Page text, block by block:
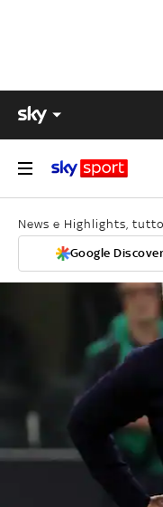
News e Highlights,
Google Discover